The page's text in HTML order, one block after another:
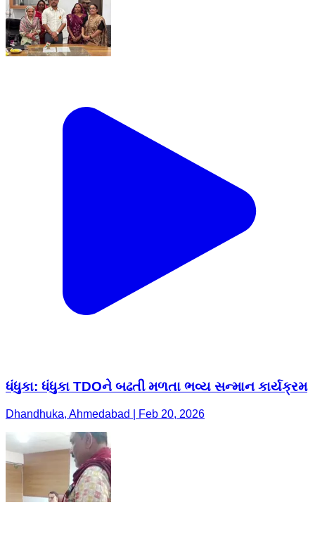
ધંધુકા: ધંધુકા TDOને બઢતી મળતા ભવ્ય સન્માન કાર્યક્રમ
Dhandhuka, Ahmedabad | Feb 20, 2026